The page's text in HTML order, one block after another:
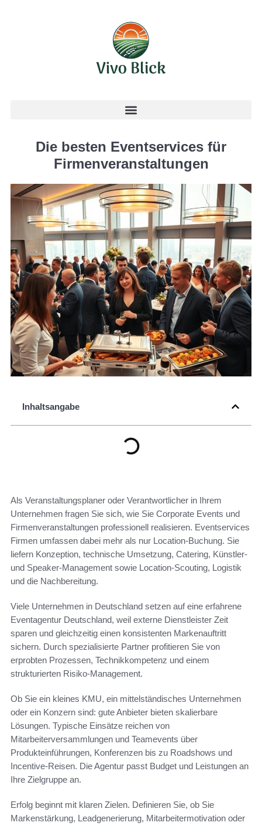
Die besten Eventservices für
Firmenveranstaltungen
Inhaltsangabe
Als Veranstaltungsplaner oder Verantwortlicher in Ihrem
Unternehmen fragen Sie sich, wie Sie Corporate Events und
Firmenveranstaltungen professionell realisieren. Eventservices
Firmen umfassen dabei mehr als nur Location-Buchung. Sie
liefern Konzeption, technische Umsetzung, Catering, Künstler-
und Speaker-Management sowie Location-Scouting, Logistik
und die Nachbereitung.
Viele Unternehmen in Deutschland setzen auf eine erfahrene
Eventagentur Deutschland, weil externe Dienstleister Zeit
sparen und gleichzeitig einen konsistenten Markenauftritt
sichern. Durch spezialisierte Partner profitieren Sie von
erprobten Prozessen, Technikkompetenz und einem
strukturierten Risiko-Management.
Ob Sie ein kleines KMU, ein mittelständisches Unternehmen
oder ein Konzern sind: gute Anbieter bieten skalierbare
Lösungen. Typische Einsätze reichen von
Mitarbeiterversammlungen und Teamevents über
Produkteinführungen, Konferenzen bis zu Roadshows und
Incentive-Reisen. Die Agentur passt Budget und Leistungen an
Ihre Zielgruppe an.
Erfolg beginnt mit klaren Zielen. Definieren Sie, ob Sie
Markenstärkung, Leadgenerierung, Mitarbeitermotivation oder